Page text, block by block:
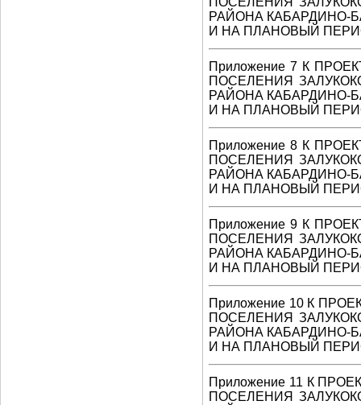
РАЙОНА КАБАРДИНО-
И НА ПЛАНОВЫЙ
Приложение 7 К
ПОСЕЛЕНИЯ
РАЙОНА КАБАРДИНО-
И НА ПЛАНОВЫЙ
Приложение 8 К
ПОСЕЛЕНИЯ
РАЙОНА КАБАРДИНО-
И НА ПЛАНОВЫЙ
Приложение 9 К
ПОСЕЛЕНИЯ
РАЙОНА КАБАРДИНО-
И НА ПЛАНОВЫЙ
Приложение 10 К
ПОСЕЛЕНИЯ
РАЙОНА КАБАРДИНО-
И НА ПЛАНОВЫЙ
Приложение 11 К
ПОСЕЛЕНИЯ